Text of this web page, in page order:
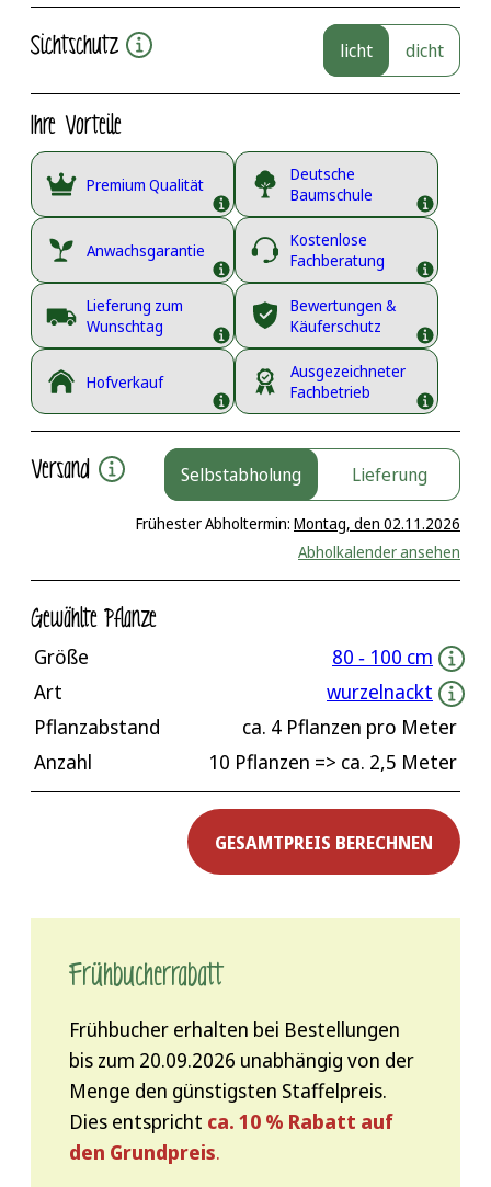
Sichtschutz licht dicht
Ihre Vorteile
Premium Qualität
Deutsche
Baumschule
Anwachsgarantie
Kostenlose
Fachberatung
Lieferung zum
Wunschtag
Bewertungen &
Käuferschutz
Hofverkauf
Ausgezeichneter
Fachbetrieb
Versand Selbstabholung Lieferung
Frühester Abholtermin: Montag, den 02.11.2026
Abholkalender ansehen
Gewählte Pflanze
Größe
80 ‐ 100 cm
Art
wurzelnackt
Pflanzabstand
ca. 4 Pflanzen pro Meter
Anzahl
10 Pflanzen => ca. 2,5 Meter
GESAMTPREIS BERECHNEN
Frühbucher­rabatt
Frühbucher erhalten bei Bestellungen
bis zum 20.09.2026 unabhängig von der
Menge den günstigsten Staffelpreis.
Dies entspricht ca. 10 % Rabatt auf
den Grundpreis.